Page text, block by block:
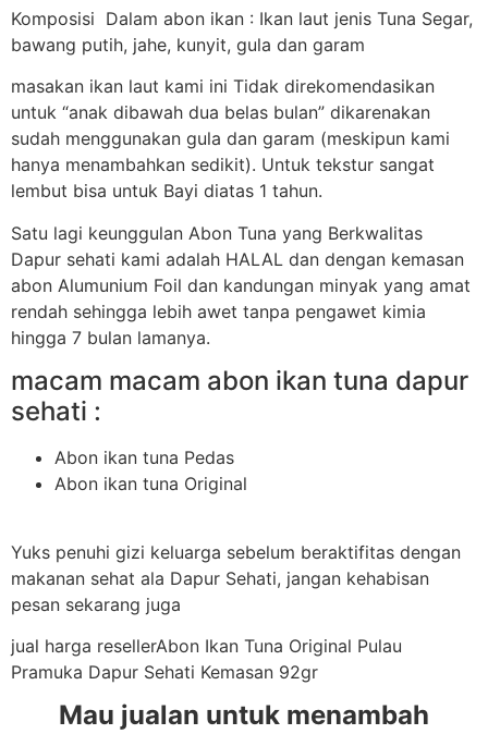
Komposisi Dalam abon ikan : Ikan laut jenis Tuna Segar,
bawang putih, jahe, kunyit, gula dan garam
masakan ikan laut kami ini Tidak direkomendasikan
untuk “anak dibawah dua belas bulan” dikarenakan
sudah menggunakan gula dan garam (meskipun kami
hanya menambahkan sedikit). Untuk tekstur sangat
lembut bisa untuk Bayi diatas 1 tahun.
Satu lagi keunggulan Abon Tuna yang Berkwalitas
Dapur sehati kami adalah HALAL dan dengan kemasan
abon Alumunium Foil dan kandungan minyak yang amat
rendah sehingga lebih awet tanpa pengawet kimia
hingga 7 bulan lamanya.
macam macam abon ikan tuna dapur
sehati :
Abon ikan tuna Pedas
Abon ikan tuna Original
Yuks penuhi gizi keluarga sebelum beraktifitas dengan
makanan sehat ala Dapur Sehati, jangan kehabisan
pesan sekarang juga
jual harga resellerAbon Ikan Tuna Original Pulau
Pramuka Dapur Sehati Kemasan 92gr
Mau jualan untuk menambah